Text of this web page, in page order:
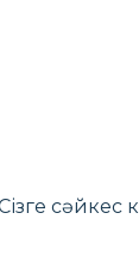
сәйкес